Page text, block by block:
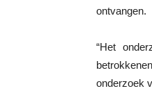
ontvangen.
“Het
onderzoek